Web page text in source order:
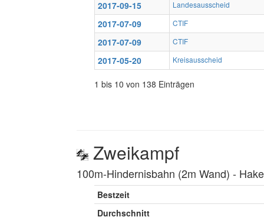
2017-09-15 Landesausscheid
2017-07-09 CTIF
2017-07-09 CTIF
2017-05-20 Kreisausscheid
1 bis 10 von 138 Einträgen
Zweikampf
100m-Hindernisbahn (2m Wand) ‐
Bestzeit
Durchschnitt